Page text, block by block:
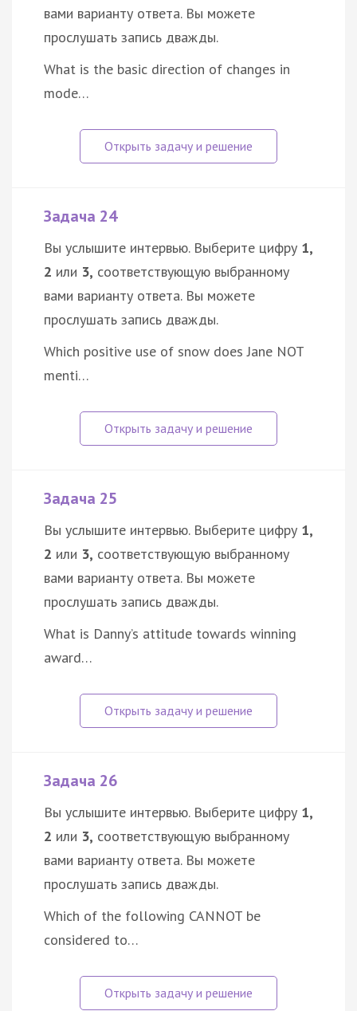
вами варианту ответа. Вы можете
прослушать запись дважды.
What is the basic direction of changes in
mode…
Задача 24
Вы услышите интервью. Выберите цифру 1,
2 или 3, соответствующую выбранному
вами варианту ответа. Вы можете
прослушать запись дважды.
Which positive use of snow does Jane NOT
menti…
Задача 25
Вы услышите интервью. Выберите цифру 1,
2 или 3, соответствующую выбранному
вами варианту ответа. Вы можете
прослушать запись дважды.
What is Danny’s attitude towards winning
award…
Задача 26
Вы услышите интервью. Выберите цифру 1,
2 или 3, соответствующую выбранному
вами варианту ответа. Вы можете
прослушать запись дважды.
Which of the following CANNOT be
considered to…